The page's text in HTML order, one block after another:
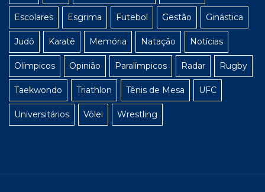
Escolares Esgrima Futebol Gestão Ginástica
Judô Karatê Memória Natação Notícias
Olímpicos Opinião Paralímpicos Radar Rugby
Taekwondo Triathlon Tênis de Mesa UFC
Universitários Vôlei Wrestling